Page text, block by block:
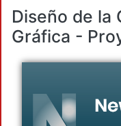
Diseño de la
Gráfica -